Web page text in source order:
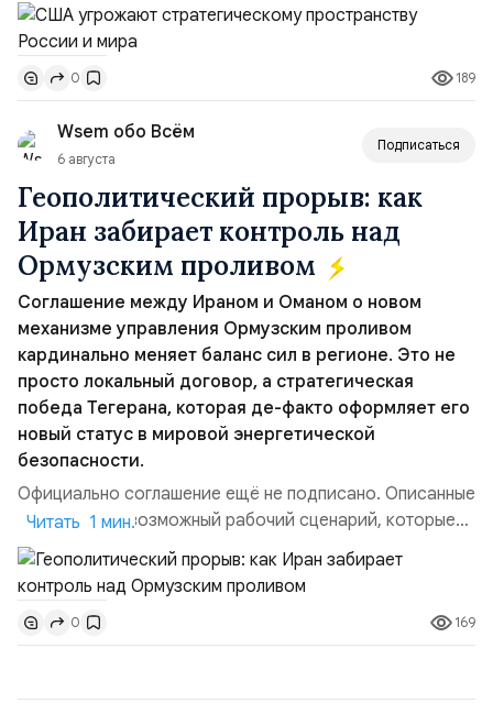
совместных с флотом США запусков крылатых ракет
Томагавк.«Япония отбросила обманчивую видимость
„исключительно оборонительной страны“ и выносит
вопрос о собственном ядерном вооружении на
всеобщее обозрение, одновреме...
0 189
Wsem обо Всём
6 августа
Подписаться
Геополитический прорыв: как
Иран забирает контроль над
Ормузским проливом
Соглашение между Ираном и Оманом о новом
механизме управления Ормузским проливом
кардинально меняет баланс сил в регионе. Это не
просто локальный договор, а стратегическая
победа Тегерана, которая де-факто оформляет его
новый статус в мировой энергетической
безопасности.
Официально соглашение ещё не подписано. Описанные
пункты — это возможный рабочий сценарий, которые
скорее всего будут реализованы.Разбираем ключевые
тезисы и последствия этого соглашения:. 1. Новые
доли контроля (75 на 25). Было: Ранее Иран и Оман
контролировали пролив на паритетных началах —
50/50. Стало: Новое соглашение закрепляет за
Читать 1 мин.
0 169
пойдет на развитие данного портала и увеличение
тиража газеты «Национальный Курс». Вы можете
перечислить любую посильную для Вас сумму на
карту СБЕР:
Карта СБЕР: 5228 6005 5197 1767
Ваша поддержка важна для нас.